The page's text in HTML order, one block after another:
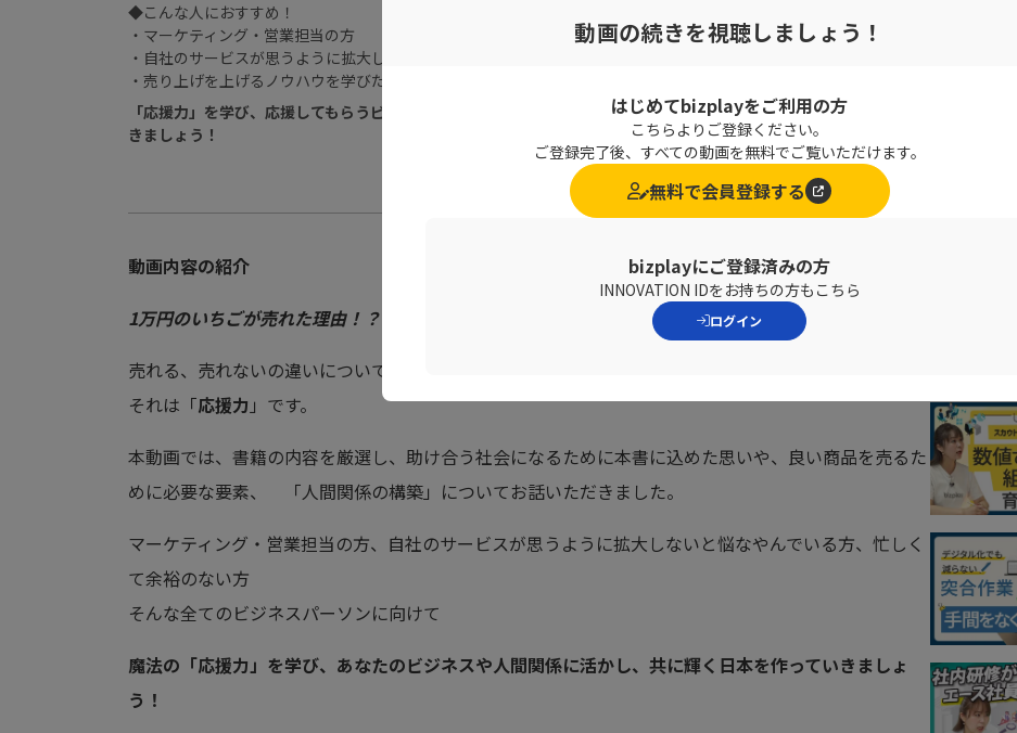
◆こんな人におすすめ！
・マーケティング・営業担当の方
・自社のサービスが思うように拡大しないと悩なやんでいる方
・売り上げを上げるノウハウを学びたい方
「応援力」を学び、応援してもらうビジネスマンを目指し、共に輝く日本を作ってい
きましょう！
動画内容の紹介
1万円のいちごが売れた理由！？
売れる、売れないの違いについて、あなたはどんな違いがあると思いますか？
それは「応援力 」です。
本動画では、書籍の内容を厳選し、助け合う社会になるために本書に込めた思いや、良い商品を売るた
めに必要な要素、 「人間関係の構築」についてお話いただきました。
マーケティング・営業担当の方、自社のサービスが思うように拡大しないと悩なやんでいる方、忙しく
て余裕のない方
そんな全てのビジネスパーソンに向けて
魔法の「応援力」を学び、あなたのビジネスや人間関係に活かし、共に輝く日本を作っていきましょ
う！
動画の続きを視聴しましょう！
はじめてbizplayをご利用の方
こちらよりご登録ください。
ご登録完了後、すべての動画を無料でご覧いただけます。
無料で会員登録する
bizplayにご登録済みの方
INNOVATION IDをお持ちの方もこちら
ログイン